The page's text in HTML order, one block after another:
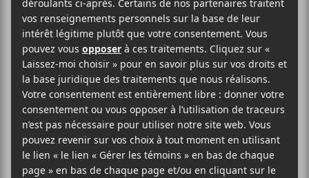
AJOUTER AU CALENDRIER
DÉTAILS
Date :
2024-02-15
Heure :
20:00 - 22:30